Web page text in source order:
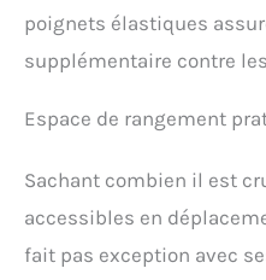
poignets élastiques
supplémentaire contre
Espace de rangement
Sachant combien il est
accessibles en
fait pas exception avec